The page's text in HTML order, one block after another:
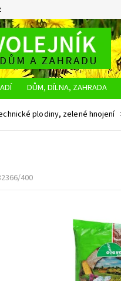
DŮM, DÍLNA, ZAHRADA
OBCHODNÍ PODMÍNKY
plodiny, zelené hnojení
400